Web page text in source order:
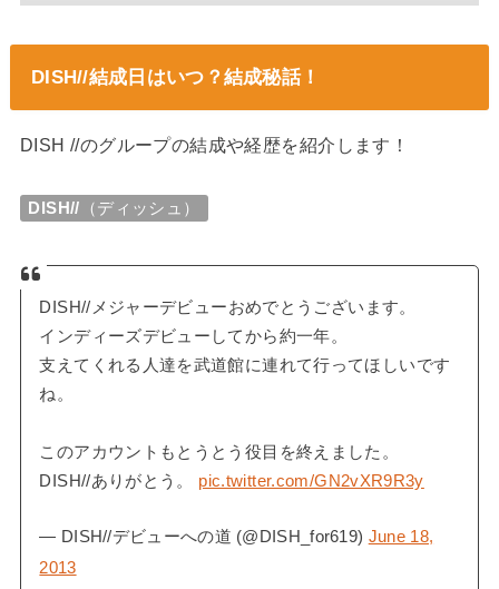
DISH//結成日はいつ？結成秘話！
DISH //のグループの結成や経歴を紹介します！
DISH// （ディッシュ）
DISH//メジャーデビューおめでとうございます。
インディーズデビューしてから約一年。
支えてくれる人達を武道館に連れて行ってほしいです
ね。
このアカウントもとうとう役目を終えました。
DISH//ありがとう。 pic.twitter.com/GN2vXR9R3y
— DISH//デビューへの道 (@DISH_for619) June 18,
2013